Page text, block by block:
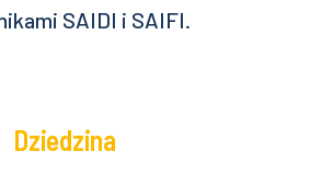
SAIDI i SAIFI.
Dziedzina